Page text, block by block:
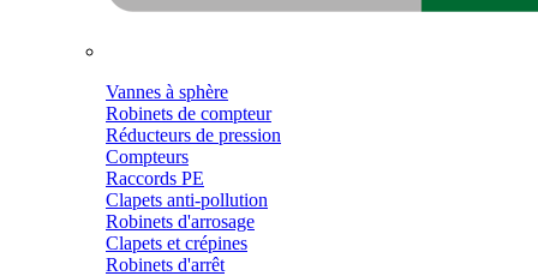
Vannes à sphère
Robinets de compteur
Réducteurs de pression
Compteurs
Raccords PE
Clapets anti-pollution
Robinets d'arrosage
Clapets et crépines
Robinets d'arrêt